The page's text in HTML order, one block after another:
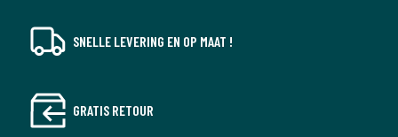
SNELLE LEVERING EN OP MAAT !
GRATIS RETOUR